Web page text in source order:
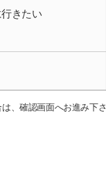
きたい
、確認画面へお進み下さ